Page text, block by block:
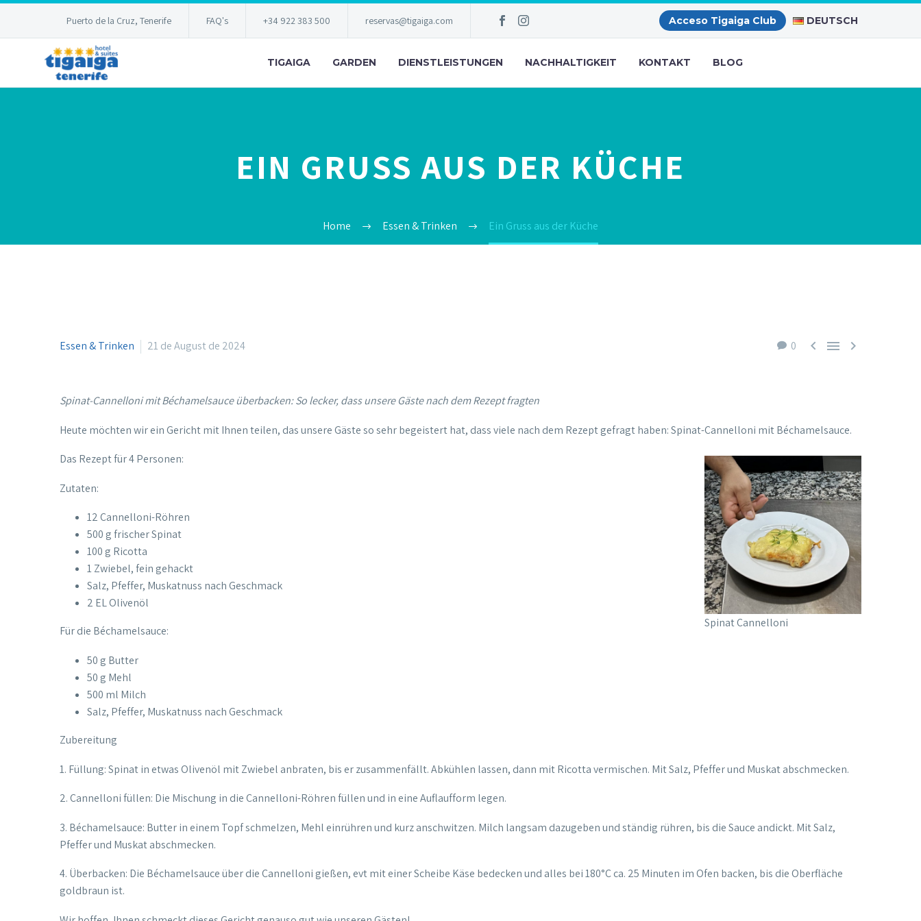
Puerto de la Cruz, Tenerife FAQ's +34 922 383 500 reservas@tigaiga.com Acceso Tigaiga Club DEUTSCH
TIGAIGA GARDEN DIENSTLEISTUNGEN NACHHALTIGKEIT KONTAKT BLOG
EIN GRUSS AUS DER KÜCHE
Home Essen & Trinken Ein Gruss aus der Küche
0   
Essen & Trinken 21 de August de 2024
Spinat-Cannelloni mit Béchamelsauce überbacken: So lecker, dass unsere Gäste nach dem Rezept fragten
Heute möchten wir ein Gericht mit Ihnen teilen, das unsere Gäste so sehr begeistert hat, dass viele nach dem Rezept gefragt haben: Spinat-Cannelloni mit Béchamelsauce.
Spinat Cannelloni
Das Rezept für 4 Personen:
Zutaten:
12 Cannelloni-Röhren
500 g frischer Spinat
100 g Ricotta
1 Zwiebel, fein gehackt
Salz, Pfeffer, Muskatnuss nach Geschmack
2 EL Olivenöl
Für die Béchamelsauce:
50 g Butter
50 g Mehl
500 ml Milch
Salz, Pfeffer, Muskatnuss nach Geschmack
Zubereitung
1. Füllung: Spinat in etwas Olivenöl mit Zwiebel anbraten, bis er zusammenfällt. Abkühlen lassen, dann mit Ricotta vermischen. Mit Salz, Pfeffer und Muskat abschmecken.
2. Cannelloni füllen: Die Mischung in die Cannelloni-Röhren füllen und in eine Auflaufform legen.
3. Béchamelsauce: Butter in einem Topf schmelzen, Mehl einrühren und kurz anschwitzen. Milch langsam dazugeben und ständig rühren, bis die Sauce andickt. Mit Salz,
Pfeffer und Muskat abschmecken.
4. Überbacken: Die Béchamelsauce über die Cannelloni gießen, evt mit einer Scheibe Käse bedecken und alles bei 180°C ca. 25 Minuten im Ofen backen, bis die Oberfläche
goldbraun ist.